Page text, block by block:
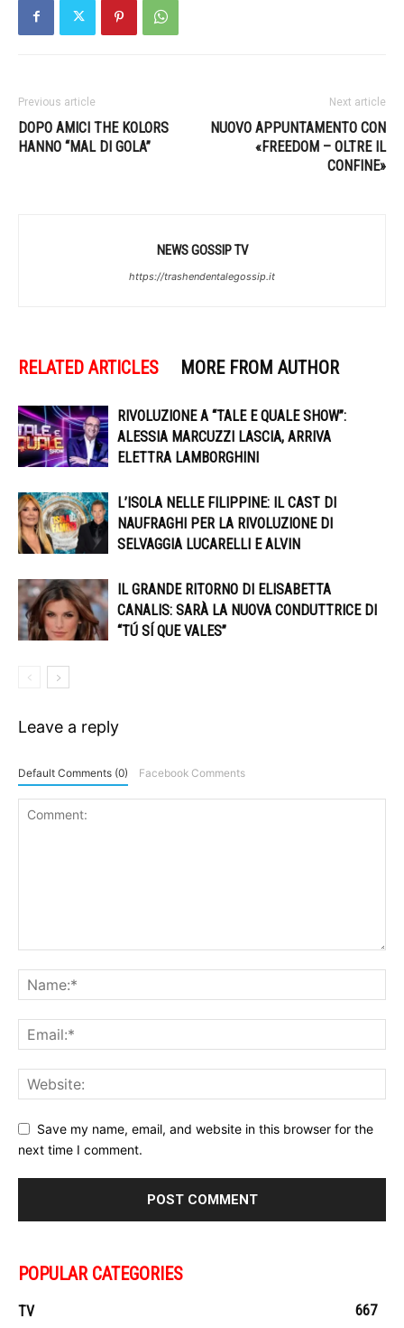
Previous article
DOPO AMICI THE KOLORS
HANNO “MAL DI GOLA”
Next article
NUOVO APPUNTAMENTO CON
«FREEDOM – OLTRE IL
CONFINE»
NEWS GOSSIP TV
https://trashendentalegossip.it
RELATED ARTICLES MORE FROM AUTHOR
RIVOLUZIONE A “TALE E QUALE SHOW”:
ALESSIA MARCUZZI LASCIA, ARRIVA
ELETTRA LAMBORGHINI
L’ISOLA NELLE FILIPPINE: IL CAST DI
NAUFRAGHI PER LA RIVOLUZIONE DI
SELVAGGIA LUCARELLI E ALVIN
IL GRANDE RITORNO DI ELISABETTA
CANALIS: SARÀ LA NUOVA CONDUTTRICE DI
“TÚ SÍ QUE VALES”
Leave a reply
Default Comments (0) Facebook Comments
Save my name, email, and website in this browser for the
next time I comment.
POPULAR CATEGORIES
TV
667